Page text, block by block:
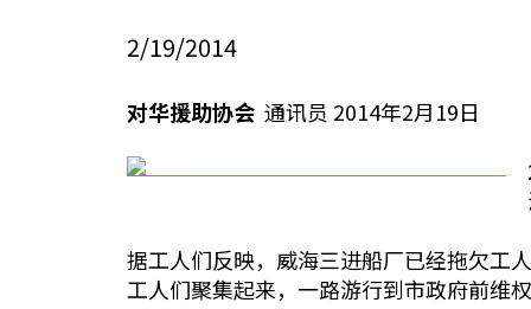
2/19/2014
对华援助协会 通讯员 2014年2月19日
据工人们反映，威海三进船厂已经拖欠工
工人们聚集起来，一路游行到市政府前维